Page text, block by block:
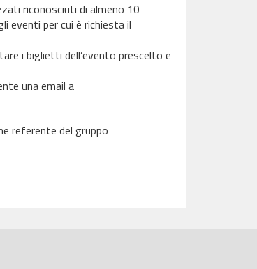
riconosciuti di almeno 10
eventi per cui è richiesta il
i biglietti dell’evento prescelto e
una email a
referente del gruppo